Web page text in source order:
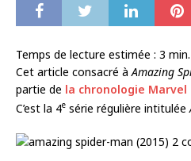
Temps de lecture estimée : 3 min.
Cet article consacré àAmazing
partie de la chronologie Marvel
C’est la 4e série régulière intitulée